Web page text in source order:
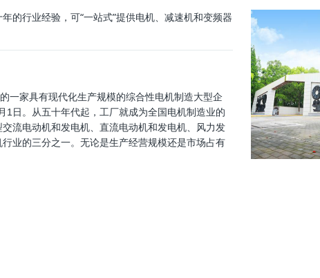
的行业经验，可“一站式”提供电机、减速机和变频器
一家具有现代化生产规模的综合性电机制造大型企
日。从五十年代起，工厂就成为全国电机制造业的
流电动机和发电机、直流电动机和发电机、风力发
业的三分之一。无论是生产经营规模还是市场占有